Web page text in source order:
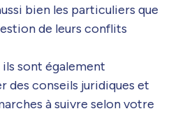
bien les particuliers que
de leurs conflits
sont également
des conseils juridiques et
à suivre selon votre